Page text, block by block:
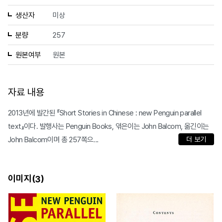
생산자 미상
분량 257
원본여부 원본
자료 내용
2013년에 발간된 『Short Stories in Chinese : new Penguin parallel
text』이다. 발행사는 Penguin Books, 엮은이는 John Balcom, 옮긴이는
John Balcom이며 총 257쪽으...
더 보기
이미지(3)